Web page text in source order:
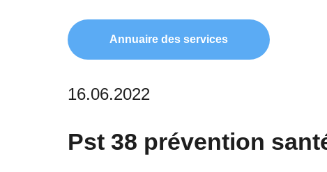
Annuaire des services
16.06.2022
Pst 38 prévention